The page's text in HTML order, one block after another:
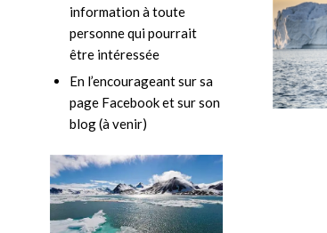
information à toute
personne qui pourrait
être intéressée
En l’encourageant sur sa
page Facebook et sur son
blog (à venir)